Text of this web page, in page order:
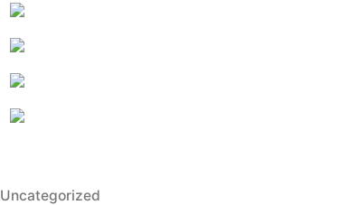
Publicado
Uncategorized